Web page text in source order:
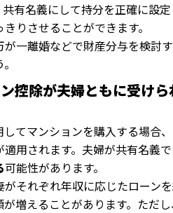
有名義にして持分を正確に設
りさせることができます。
が一離婚などで財産分与を検討
控除が夫婦ともに受け
てマンションを購入する場合
用されます。夫婦が共有名義
可能性があります。
がそれぞれ年収に応じたローン
が増えることがあります。ただ